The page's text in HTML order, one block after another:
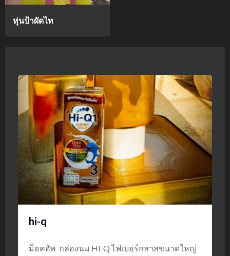
หุ่นป้าผัดไท
hi-q
ม็อคอัพ กล่องนม Hi-Q ไฟเบอร์กลาสขนาดใหญ่